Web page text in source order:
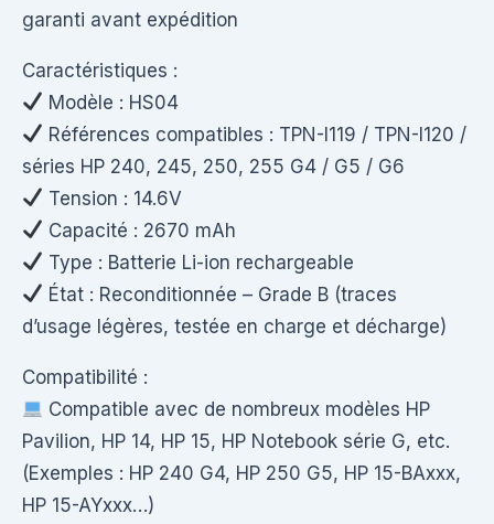
garanti avant expédition
Caractéristiques :
Modèle : HS04
Références compatibles : TPN-I119 / TPN-I120 /
séries HP 240, 245, 250, 255 G4 / G5 / G6
Tension : 14.6V
Capacité : 2670 mAh
Type : Batterie Li-ion rechargeable
État : Reconditionnée – Grade B (traces
d’usage légères, testée en charge et décharge)
Compatibilité :
Compatible avec de nombreux modèles HP
Pavilion, HP 14, HP 15, HP Notebook série G, etc.
(Exemples : HP 240 G4, HP 250 G5, HP 15-BAxxx,
HP 15-AYxxx…)